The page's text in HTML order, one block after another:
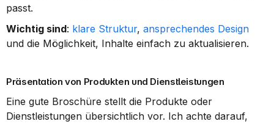
passt.
Wichtig sind: klare Struktur, ansprechendes Design
und die Möglichkeit, Inhalte einfach zu aktualisieren.
Präsentation von Produkten und Dienstleistungen
Eine gute Broschüre stellt die Produkte oder
Dienstleistungen übersichtlich vor. Ich achte darauf,